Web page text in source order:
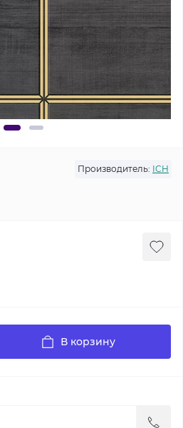
Производитель: ICH
В корзину